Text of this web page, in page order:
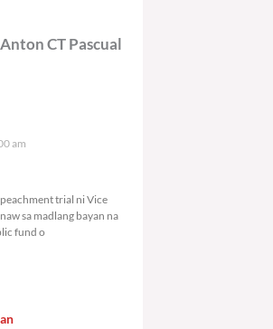
Anton CT Pascual
am
trial ni Vice
sa madlang bayan na
fund o